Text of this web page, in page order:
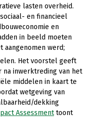
lasten overheid.
en financieel
en
in beeld moeten
aangenomen werd;
Het voorstel geeft
na inwerktreding van het
middelen in kaart te
wetgeving van
dekking
Assessmenttoont